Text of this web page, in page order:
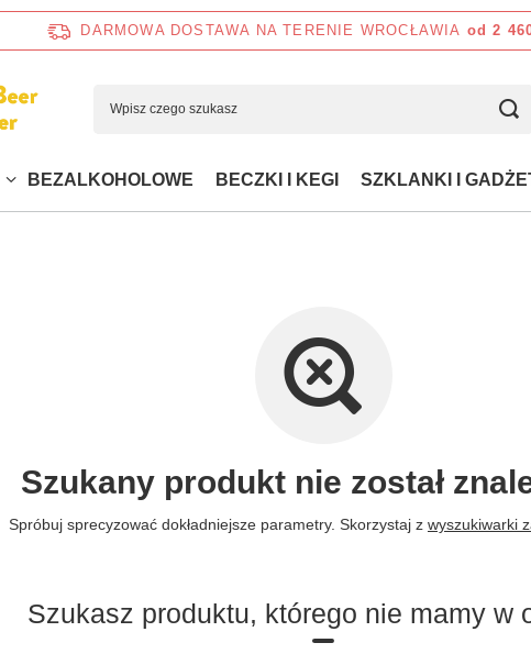
DARMOWA DOSTAWA NA TERENIE WROCŁAWIA od 2
BEZALKOHOLOWE BECZKI I KEGI SZKLANKI I
Szukany produkt nie został
Spróbuj sprecyzować dokładniejsze parametry. Skorzystaj z wyszukiwarki
Szukasz produktu, którego nie mamy w